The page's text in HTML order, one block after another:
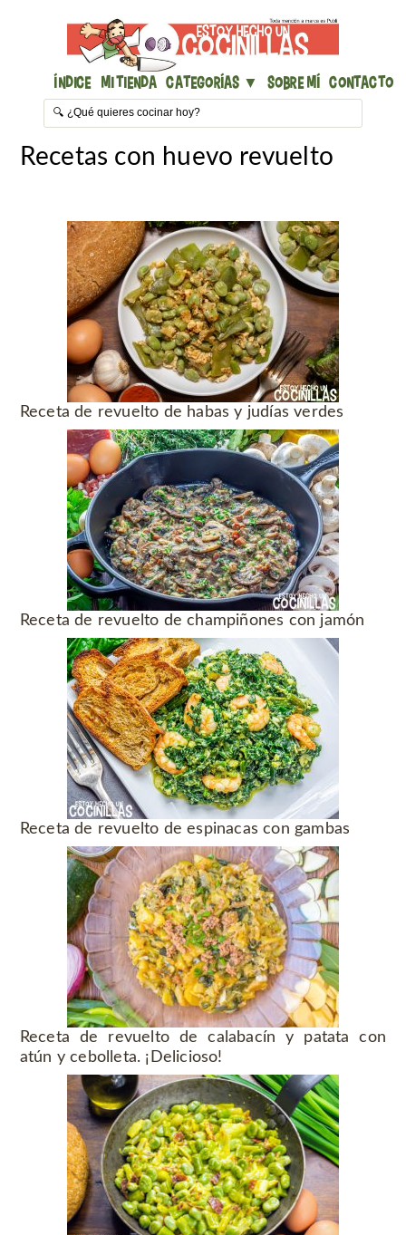
Índice Mi Tienda Categorías ▼ Sobre mí Contacto
Recetas con huevo revuelto
Receta de revuelto de habas y judías verdes
Receta de revuelto de champiñones con jamón
Receta de revuelto de espinacas con gambas
Receta de revuelto de calabacín y patata con
atún y cebolleta. ¡Delicioso!